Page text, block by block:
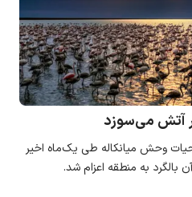
آتش می‌سوزد
وحش میانکاله طی یک‌ماه اخیر
به منطقه اعزام شد.